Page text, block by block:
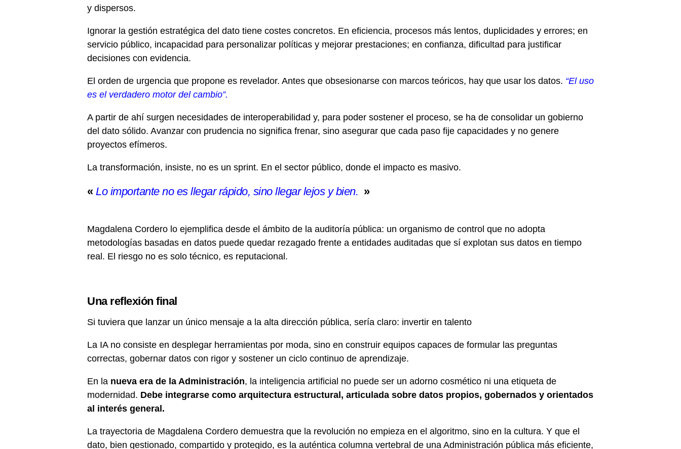
y dispersos.
Ignorar la gestión estratégica del dato tiene costes concretos. En eficiencia, procesos más lentos, duplicidades y errores; en
servicio público, incapacidad para personalizar políticas y mejorar prestaciones; en confianza, dificultad para justificar
decisiones con evidencia.
El orden de urgencia que propone es revelador. Antes que obsesionarse con marcos teóricos, hay que usar los datos. “El uso
es el verdadero motor del cambio”.
A partir de ahí surgen necesidades de interoperabilidad y, para poder sostener el proceso, se ha de consolidar un gobierno
del dato sólido. Avanzar con prudencia no significa frenar, sino asegurar que cada paso fije capacidades y no genere
proyectos efímeros.
La transformación, insiste, no es un sprint. En el sector público, donde el impacto es masivo.
Lo importante no es llegar rápido, sino llegar lejos y bien.
Magdalena Cordero lo ejemplifica desde el ámbito de la auditoría pública: un organismo de control que no adopta
metodologías basadas en datos puede quedar rezagado frente a entidades auditadas que sí explotan sus datos en tiempo
real. El riesgo no es solo técnico, es reputacional.
Una reflexión final
Si tuviera que lanzar un único mensaje a la alta dirección pública, sería claro: invertir en talento
La IA no consiste en desplegar herramientas por moda, sino en construir equipos capaces de formular las preguntas
correctas, gobernar datos con rigor y sostener un ciclo continuo de aprendizaje.
En la nueva era de la Administración, la inteligencia artificial no puede ser un adorno cosmético ni una etiqueta de
modernidad. Debe integrarse como arquitectura estructural, articulada sobre datos propios, gobernados y orientados
al interés general.
La trayectoria de Magdalena Cordero demuestra que la revolución no empieza en el algoritmo, sino en la cultura. Y que el
dato, bien gestionado, compartido y protegido, es la auténtica columna vertebral de una Administración pública más eficiente,